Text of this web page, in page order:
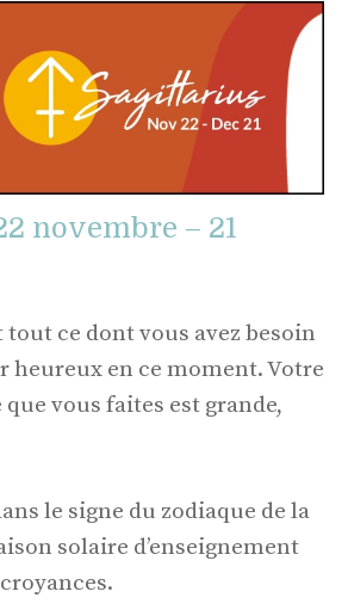
novembre – 21
ce dont vous avez besoin
heureux en ce moment. Votre
vous faites est grande,
le signe du zodiaque de la
solaire d’enseignement